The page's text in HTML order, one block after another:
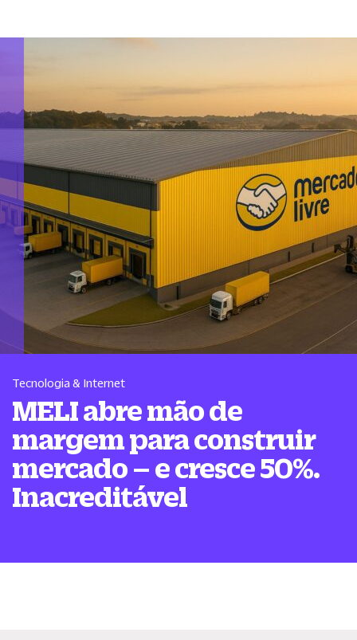
Tecnologia & Internet
MELI abre mão de
margem para construir
mercado – e cresce 50%.
Inacreditável